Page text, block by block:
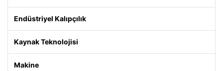
Endüstriyel Kalıpçılık
Kaynak Teknolojisi
Makine